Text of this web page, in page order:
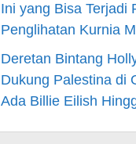
Ini yang Bisa Terjadi
Penglihatan Kurnia
Hiburan
Deretan Bintang
Dukung Palestina di
Ada Billie Eilish